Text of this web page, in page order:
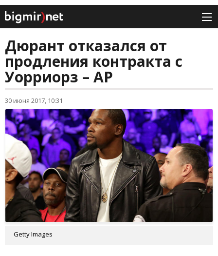
Дюрант отказался от
продления контракта с
Уорриорз – AP
30 июня 2017, 10:31
Getty Images